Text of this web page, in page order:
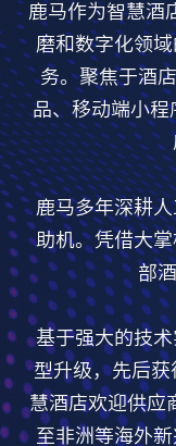
鹿马作为智慧酒
磨和数字化领
务。聚焦于酒
品、移动端小程
鹿马多年深耕
助机。凭借大
部
基于强大的技
型升级，先后
慧酒店欢迎供
至非洲等海外